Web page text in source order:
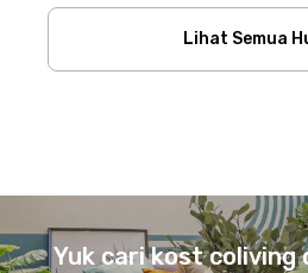
Lihat Semua
Yuk cari kost coliving